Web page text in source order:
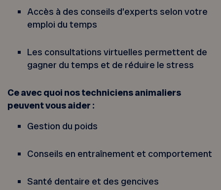
Accès à des conseils d’experts selon votre
emploi du temps
Les consultations virtuelles permettent de
gagner du temps et de réduire le stress
Ce avec quoi nos techniciens animaliers
peuvent vous aider :
Gestion du poids
Conseils en entraînement et comportement
Santé dentaire et des gencives